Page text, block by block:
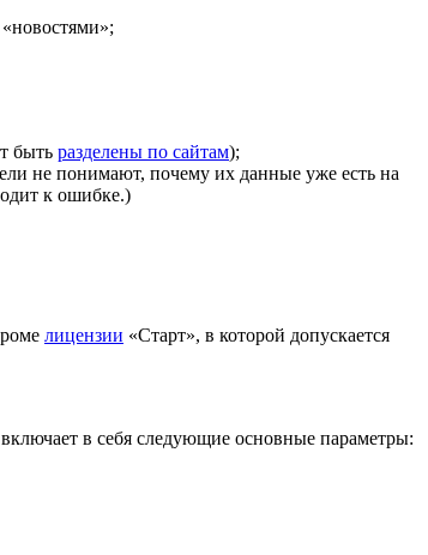
быть разделены по сайтам);
не понимают, почему их данные уже есть на
к ошибке.)
лицензии «Старт», в которой допускается
в себя следующие основные параметры: